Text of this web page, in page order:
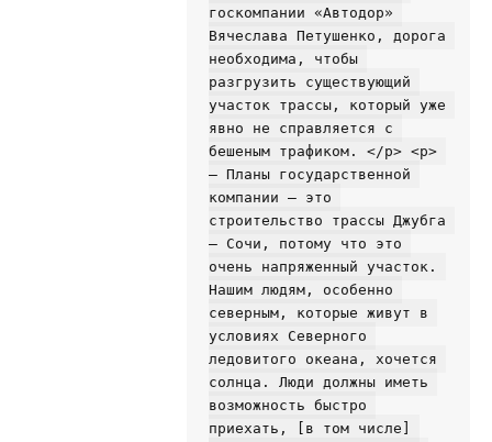
госкомпании «Автодор»
Вячеслава Петушенко, дорога
необходима, чтобы
разгрузить существующий
участок трассы, который уже
явно не справляется с
бешеным трафиком. </p> <p>
— Планы государственной
компании — это
строительство трассы Джубга
— Сочи, потому что это
очень напряженный участок.
Нашим людям, особенно
северным, которые живут в
условиях Северного
ледовитого океана, хочется
солнца. Люди должны иметь
возможность быстро
приехать, [в том числе]